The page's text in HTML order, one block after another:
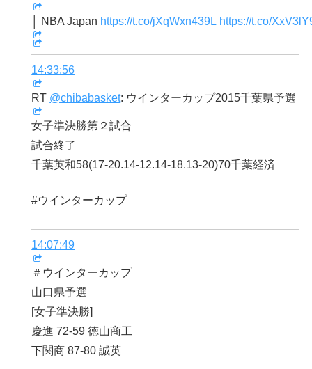
│ NBA Japan https://t.co/jXqWxn439L https://t.co/
14:33:56
RT @chibabasket: ウインターカップ2015千葉県予選
女子準決勝第２試合
試合終了
千葉英和58(17-20.14-12.14-18.13-20)70千葉経済
#ウインターカップ
14:07:49
＃ウインターカップ
山口県予選
[女子準決勝]
慶進 72-59 徳山商工
下関商 87-80 誠英